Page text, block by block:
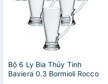
Bộ 6 Ly Bia Thủy Tinh
Baviera 0.3 Bormioli Rocco